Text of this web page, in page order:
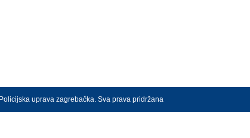
uprava zagrebačka. Sva prava pridržana